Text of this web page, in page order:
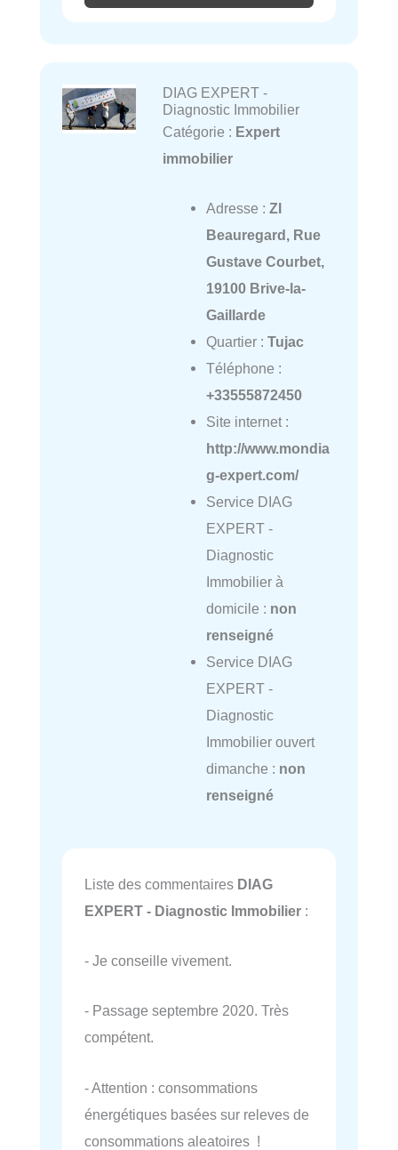
DIAG EXPERT -
Diagnostic Immobilier
Catégorie : Expert
immobilier
Adresse : ZI
Beauregard, Rue
Gustave Courbet,
19100 Brive-la-
Gaillarde
Quartier : Tujac
Téléphone :
+33555872450
Site internet :
http://www.mondia
g-expert.com/
Service DIAG
EXPERT -
Diagnostic
Immobilier à
domicile : non
renseigné
Service DIAG
EXPERT -
Diagnostic
Immobilier ouvert
dimanche : non
renseigné
Liste des commentaires DIAG
EXPERT - Diagnostic Immobilier :
- Je conseille vivement.
- Passage septembre 2020. Très
compétent.
- Attention : consommations
énergétiques basées sur releves de
consommations aleatoires !